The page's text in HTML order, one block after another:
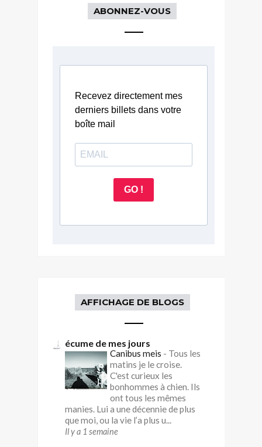
ABONNEZ-VOUS
Recevez directement mes
derniers billets dans votre
boîte mail
GO !
AFFICHAGE DE BLOGS
écume de mes jours
Canibus meis - Tous les
matins je le croise.
C'est curieux les
bonhommes à chien. Ils
ont tous les mêmes
manies. Lui a une décennie de plus
que moi, ou la vie l’a plus u...
Il y a 1 semaine